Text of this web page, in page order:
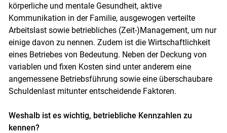
Skip to main content
körperliche und mentale Gesundheit, aktive
Kommunikation in der Familie, ausgewogen verteilte
Arbeitslast sowie betriebliches (Zeit-)Management, um nur
einige davon zu nennen. Zudem ist die Wirtschaftlichkeit
eines Betriebes von Bedeutung. Neben der Deckung von
variablen und fixen Kosten sind unter anderem eine
angemessene Betriebsführung sowie eine überschaubare
Schuldenlast mitunter entscheidende Faktoren.
Weshalb ist es wichtig, betriebliche Kennzahlen zu
kennen?